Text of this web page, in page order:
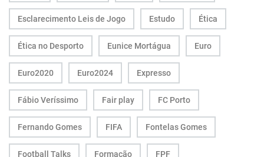
Esclarecimento Leis de Jogo Estudo Ética
Ética no Desporto Eunice Mortágua Euro
Euro2020 Euro2024 Expresso
Fábio Veríssimo Fair play FC Porto
Fernando Gomes FIFA Fontelas Gomes
Football Talks Formação FPF